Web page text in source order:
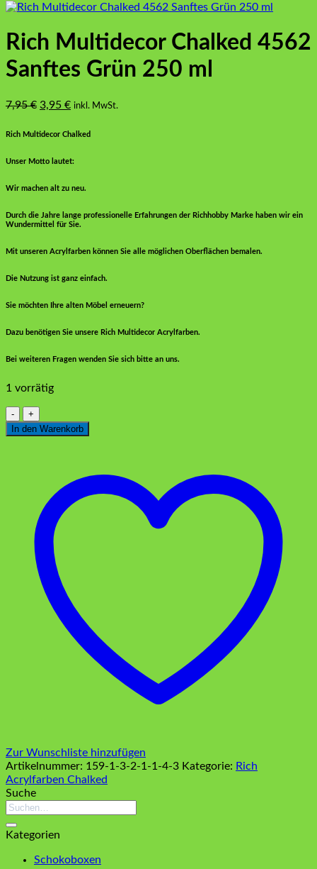
Rich Multidecor Chalked 4562
Sanftes Grün 250 ml
7,95€ Ursprünglicher
war:
3,95 €Aktueller
ist:
inkl. MwSt.
Rich Multidecor Chalked
Unser Motto lautet:
Wir machen alt zu neu.
Durch die Jahre lange professionelle Erfahrungen der Richhobby Marke haben wir ein
Wundermittel für Sie.
Mit unseren Acrylfarben können Sie alle möglichen Oberflächen bemalen.
Die Nutzung ist ganz einfach.
Sie möchten Ihre alten Möbel erneuern?
Dazu benötigen Sie unsere Rich Multidecor Acrylfarben.
Bei weiteren Fragen wenden Sie sich bitte an uns.
1 vorrätig
Rich
Multidecor
Chalked
Menge
In den Warenkorb
Zur Wunschliste hinzufügen
Artikelnummer: 159-1-3-2-1-1-4-3 Kategorie: Rich
Acrylfarben Chalked
Suche
Suchen
nach:
Kategorien
Schokoboxen